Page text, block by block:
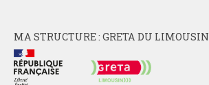
MA STRUCTURE : GRETA DU LIMOUSIN